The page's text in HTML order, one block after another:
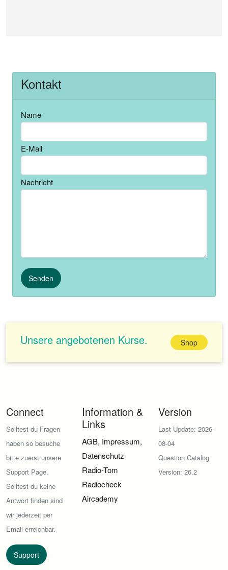
Kontakt
Name
E-Mail
Nachricht
Senden
Unsere angebotenen Kurse. Shop
Connect
Solltest du Fragen
haben so besuche
bitte zuerst unsere
Support Page.
Solltest du keine
Antwort finden sind
wir jederzeit per
Email erreichbar.
Support
Information &
Links
AGB, Impressum,
Datenschutz
Radio-Tom
Radiocheck
Aircademy
Version
Last Update: 2026-
08-04
Question Catalog
Version: 26.2